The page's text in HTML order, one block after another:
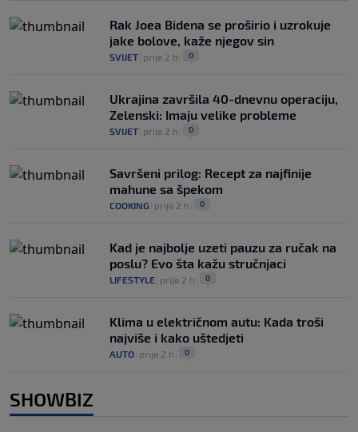
Rak Joea Bidena se proširio i uzrokuje
jake bolove, kaže njegov sin
SVIJET prije 2 h 0
Ukrajina završila 40-dnevnu operaciju,
Zelenski: Imaju velike probleme
SVIJET prije 2 h 0
Savršeni prilog: Recept za najfinije
mahune sa špekom
COOKING prije 2 h 0
Kad je najbolje uzeti pauzu za ručak na
poslu? Evo šta kažu stručnjaci
LIFESTYLE prije 2 h 0
Klima u električnom autu: Kada troši
najviše i kako uštedjeti
AUTO prije 2 h 0
SHOWBIZ